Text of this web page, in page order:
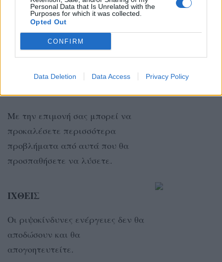
Personal Data that Is Unrelated with the
Purposes for which it was collected.
Opted Out
CONFIRM
Data Deletion Data Access Privacy Policy
ΑΙΓΟΚΕΡΩΣ
Μην κακιώνετε εύκολα, ειδικά με
τους φίλους σας ή τον/τη
σύντροφό σας!
ΥΔΡΟΧΟΟΣ
Με την επιμονή σας μπορεί να
προκαλέσετε περισσότερα
προβλήματα από αυτά που θα
προσπαθήσετε να λύσετε.
ΙΧΘΕΙΣ
Οι ριψοκίνδυνες ενέργειες δεν θα
αποδώσουν και θα
απογοητευτείτε.